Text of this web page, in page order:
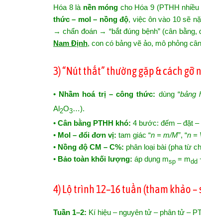
Hóa 8 là nền móng cho Hóa 9 (PTHH
thức – mol – nồng độ, việc ôn vào 10 sẽ
→ chẩn đoán → “bắt đúng bệnh” (cân
Nam Định, con có bảng vẽ ảo, mô phỏng
3) “Nút thắt” thường gặp & cách gỡ
• Nhầm hoá trị – công thức: dùng “bảng
Al2O3…).
• Cân bằng PTHH khó: 4 bước: đếm – đặt –
• Mol – đổi đơn vị: tam giác “n = m/M”, “n =
• Nồng độ CM – C%: phân loại bài (pha từ
• Bảo toàn khối lượng: áp dụng msp = mdd
4) Lộ trình 12–16 tuần (tham khảo –
Tuần 1–2: Kí hiệu – nguyên tử – phân tử –